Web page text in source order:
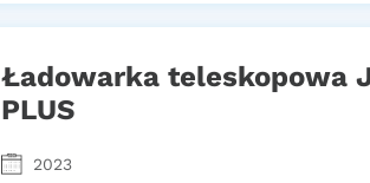
Ładowarka teleskopowa
PLUS
2023